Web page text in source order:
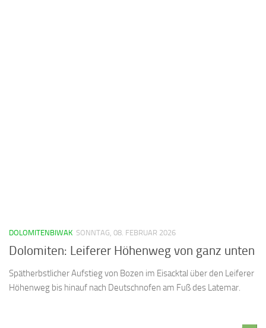
DOLOMITENBIWAK SONNTAG, 08. FEBRUAR 2026
Dolomiten: Leiferer Höhenweg von ganz unten
Spätherbstlicher Aufstieg von Bozen im Eisacktal über den Leiferer
Höhenweg bis hinauf nach Deutschnofen am Fuß des Latemar.